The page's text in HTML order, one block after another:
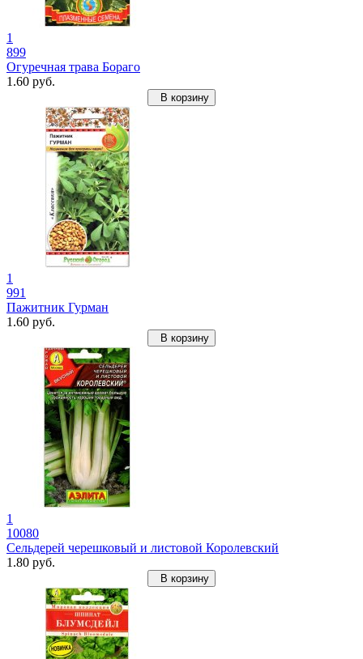
1
899
Огуречная трава Бораго
1.60 руб.
В корзину
1
991
Пажитник Гурман
1.60 руб.
В корзину
1
10080
Сельдерей черешковый и листовой Королевский
1.80 руб.
В корзину